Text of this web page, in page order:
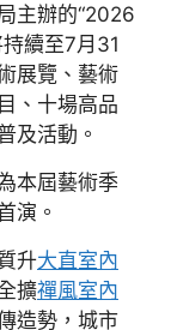
主辦的“2026
續至7月31
展覽、藝術
、十場高品
及活動。
本屆藝術季
演。
升大直室內
擴禪風室內
造勢，城市